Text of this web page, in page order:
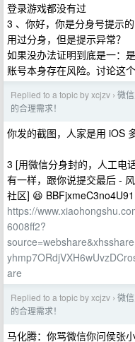
登录游戏都没有过
3 、你好，你是分身号提示
用过分身，但是提示异常？
如果没办法证明到底是一：
账号本身存在风险。讨论这
Replied to a topic by xcjzv › 微
的合理需求！
你发的截图，人家是用 iOS
3 [用微信分身封的，人工电
有一样，跟你说提交最后 -
社区] 😆
https://
6008ff2?
are
Replied to a topic by xcjzv › 微
的合理需求！
马化腾：你骂微信你问侯张